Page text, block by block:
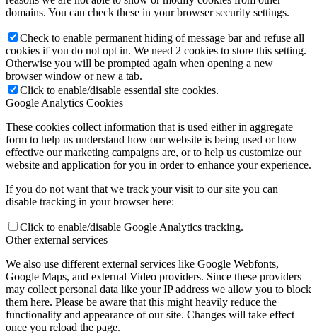
domains. You can check these in your browser security settings.
Check to enable permanent hiding of message bar and refuse all
cookies if you do not opt in. We need 2 cookies to store this setting.
Otherwise you will be prompted again when opening a new
browser window or new a tab.
Click to enable/disable essential site cookies.
Google Analytics Cookies
These cookies collect information that is used either in aggregate
form to help us understand how our website is being used or how
effective our marketing campaigns are, or to help us customize our
website and application for you in order to enhance your experience.
If you do not want that we track your visit to our site you can
disable tracking in your browser here:
Click to enable/disable Google Analytics tracking.
Other external services
We also use different external services like Google Webfonts,
Google Maps, and external Video providers. Since these providers
may collect personal data like your IP address we allow you to block
them here. Please be aware that this might heavily reduce the
functionality and appearance of our site. Changes will take effect
once you reload the page.